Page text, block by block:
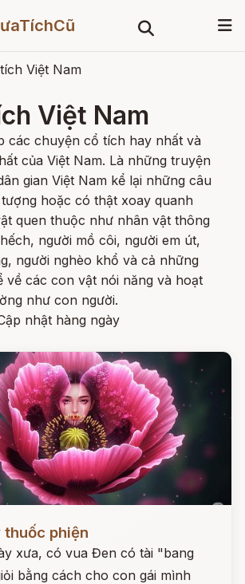
Việt Nam
Việt Nam
các chuyện cổ tích hay nhất và
của Việt Nam. Là những truyện
gian Việt Nam kể lại những câu
hoặc có thật xoay quanh
quen thuộc như nhân vật thông
người mồ côi, người em út,
người nghèo khổ và cả những
về các con vật nói năng và hoạt
như con người.
nhật hàng ngày
phiện
xưa, có vua Đen có tài "bang
bằng cách cho con gái mình